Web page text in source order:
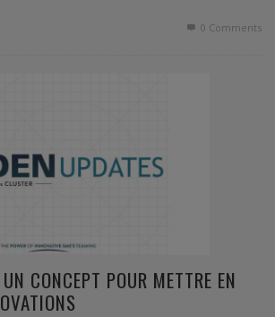
0 Comments
CONCEPT POUR METTRE EN